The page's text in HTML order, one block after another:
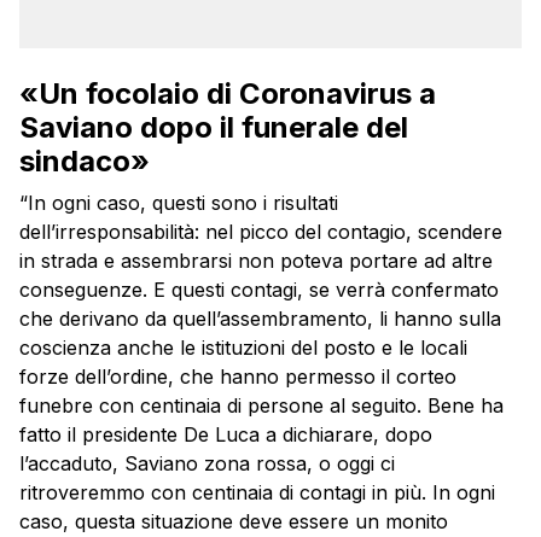
«Un focolaio di Coronavirus a
Saviano dopo il funerale del
sindaco»
“In ogni caso, questi sono i risultati
dell’irresponsabilità: nel picco del contagio, scendere
in strada e assembrarsi non poteva portare ad altre
conseguenze. E questi contagi, se verrà confermato
che derivano da quell’assembramento, li hanno sulla
coscienza anche le istituzioni del posto e le locali
forze dell’ordine, che hanno permesso il corteo
funebre con centinaia di persone al seguito. Bene ha
fatto il presidente De Luca a dichiarare, dopo
l’accaduto, Saviano zona rossa, o oggi ci
ritroveremmo con centinaia di contagi in più. In ogni
caso, questa situazione deve essere un monito